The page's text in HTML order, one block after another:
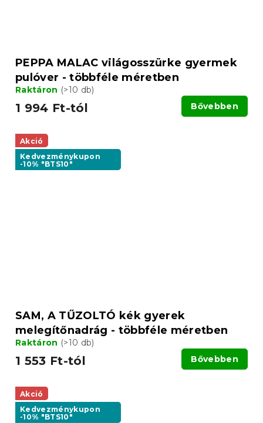
PEPPA MALAC világosszürke gyermek
pulóver - többféle méretben
Raktáron (>10 db)
1 994 Ft-tól Bővebben
Akció
Kedvezménykupon
-10% "BTS10"
SAM, A TŰZOLTÓ kék gyerek
melegítőnadrág - többféle méretben
Raktáron (>10 db)
1 553 Ft-tól Bővebben
Akció
Kedvezménykupon
-10% "BTS10"